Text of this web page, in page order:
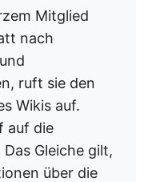
Mitglied
nach
ruft sie den
Wikis auf.
auf die
Gleiche gilt,
über die